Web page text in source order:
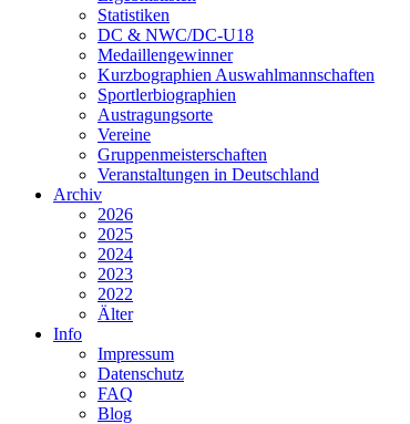
Statistiken
DC & NWC/DC-U18
Medaillengewinner
Kurzbographien Auswahlmannschaften
Sportlerbiographien
Austragungsorte
Vereine
Gruppenmeisterschaften
Veranstaltungen in Deutschland
Archiv
2026
2025
2024
2023
2022
Älter
Info
Impressum
Datenschutz
FAQ
Blog